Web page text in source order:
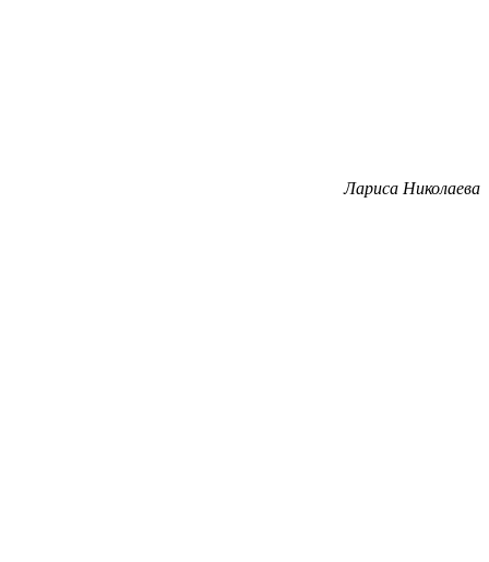
Лариса Николаева